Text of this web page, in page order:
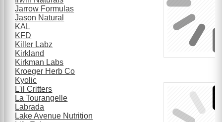
Jarrow Formulas
Jason Natural
KAL
KFD
Killer Labz
Kirkland
Kirkman Labs
Kroeger Herb Co
Kyolic
L'il Critters
La Tourangelle
Labrada
Lake Avenue Nutrition